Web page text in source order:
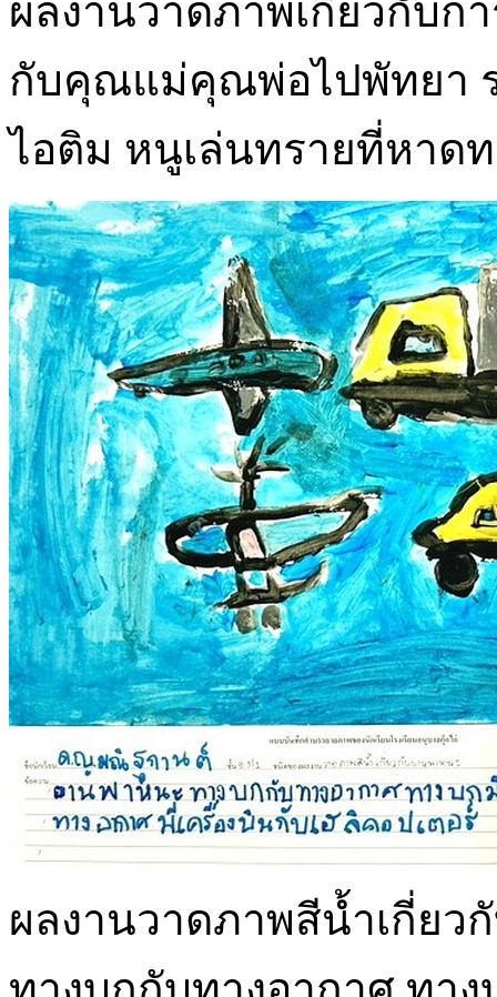
ผลงานวาดภาพเกี่ยวกับก
กับคุณแม่คุณพ่อไปพัทยา ร
ไอติม หนูเล่นทรายที่หาด
ผลงานวาดภาพสีน้ำเกี่ย